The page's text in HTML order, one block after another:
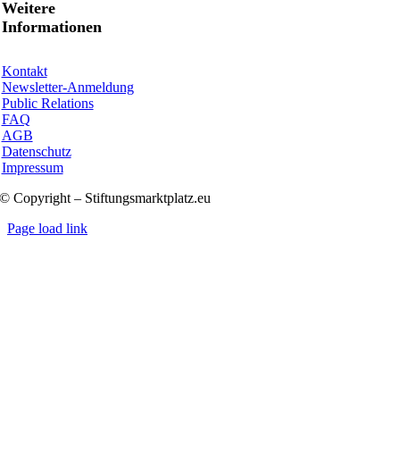
Weitere
Informationen
Kontakt
Newsletter-Anmeldung
Public Relations
FAQ
AGB
Datenschutz
Impressum
© Copyright – Stiftungsmarktplatz.eu
Page load link